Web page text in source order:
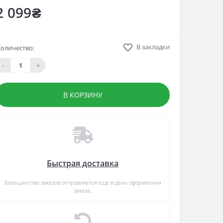
099₴
-
+
В закладки
В КОРЗИНУ
Быстрая доставка
Большинство заказов отправляется еще в день оформления
заказа.